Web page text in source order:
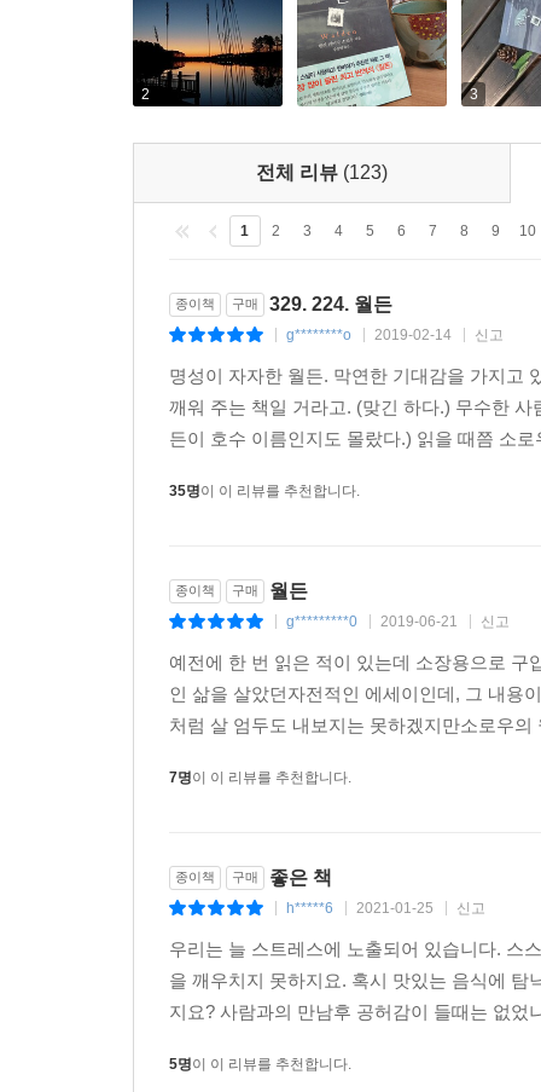
2 3
전체 리뷰 (123)
1 2 3 4 5 6 7 8 9 10
종이책 구매 329. 224. 월든
g********o 2019-02-14 신고
명성이 자자한 월든. 막연한 기대감을 가지고
깨워 주는 책일 거라고. (맞긴 하다.) 무수한
든이 호수 이름인지도 몰랐다.) 읽을 때쯤 소
35명이 이 리뷰를 추천합니다.
종이책 구매 월든
g*********0 2019-06-21 신고
예전에 한 번 읽은 적이 있는데 소장용으로
인 삶을 살았던자전적인 에세이인데, 그 내용
처럼 살 엄두도 내보지는 못하겠지만소로우
7명이 이 리뷰를 추천합니다.
종이책 구매 좋은 책
h*****6 2021-01-25 신고
우리는 늘 스트레스에 노출되어 있습니다. 스
을 깨우치지 못하지요. 혹시 맛있는 음식에
지요? 사람과의 만남후 공허감이 들때는 없
5명이 이 리뷰를 추천합니다.